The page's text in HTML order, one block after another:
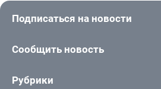
Подписаться на новости
Сообщить новость
Рубрики